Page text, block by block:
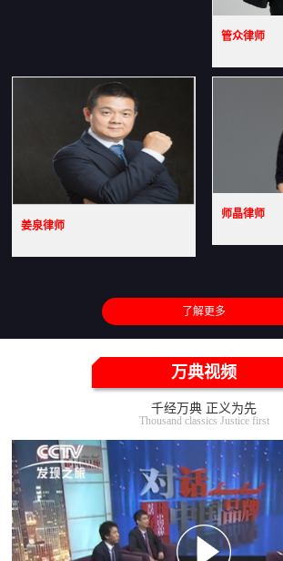
管众律师
姜泉律师
师晶律师
了解更多
万典视频
千经万典 正义为先
Thousand classics Justice first